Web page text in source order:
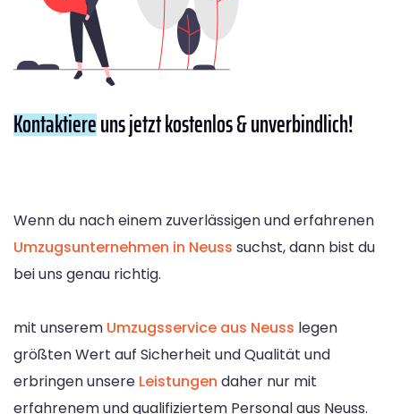
Kontaktiereuns jetzt kostenlos & unverbindlich!
Wenn du nach einem zuverlässigen und erfahrenen
Umzugsunternehmen in Neuss suchst, dann bist du
bei uns genau richtig.
mit unserem Umzugsservice aus Neuss legen
größten Wert auf Sicherheit und Qualität und
erbringen unsere Leistungen daher nur mit
erfahrenem und qualifiziertem Personal aus Neuss.